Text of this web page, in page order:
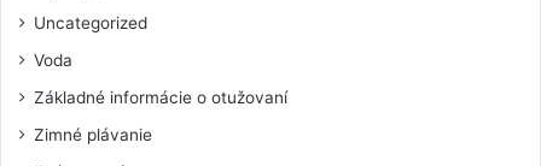
Uncategorized
Voda
Základné informácie o otužovaní
Zimné plávanie